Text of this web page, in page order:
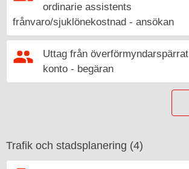
ordinarie assistents
frånvaro/sjuklönekostnad - ansökan
Uttag från överförmyndarspärrat
konto - begäran
Trafik och stadsplanering (4)